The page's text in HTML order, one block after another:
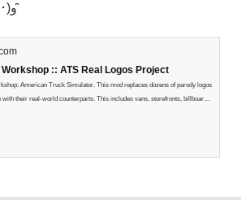
ほんならね～( ･ㅂ･)و ̑̑
:: ATS Real Logos Project
American Truck Simulator. This mod replaces dozens of parody logos
with their real-world counterparts. This includes vans, storefronts, billboards,